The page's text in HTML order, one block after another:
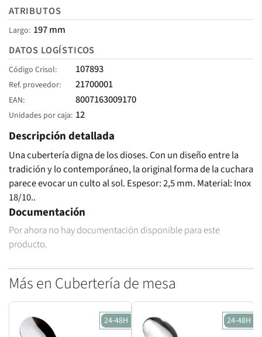
ATRIBUTOS
Largo 197 mm
DATOS LOGÍSTICOS
Código Crisol 107893
Ref. proveedor 21700001
EAN 8007163009170
Unidades por caja 12
Descripción detallada
Una cubertería digna de los dioses. Con un diseño entre la
tradición y lo contemporáneo, la original forma de la cuchara
parece evocar un culto al sol. Espesor: 2,5 mm. Material: Inox
18/10..
Documentación
Por ahora no hay documentación disponible para este
producto.
Más en Cubertería de mesa
24-48H 24-48H